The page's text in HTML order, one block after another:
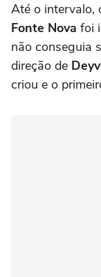
Até o intervalo,
Fonte Nova foi
não conseguia
direção de
criou e o